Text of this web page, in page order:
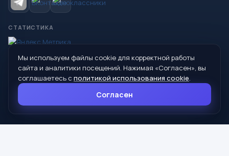
СТАТИСТИКА
© 2026 Управление образования Администрации МО
Сухой Лог
624800, Свердловская область, г. Сухой Лог, ул. Кирова, дом 7
8 (34373) 4-33-85
Мы используем файлы cookie для корректной работы
сайта и аналитики посещений. Нажимая «Согласен», вы
соглашаетесь с политикой использования cookie.
Согласен